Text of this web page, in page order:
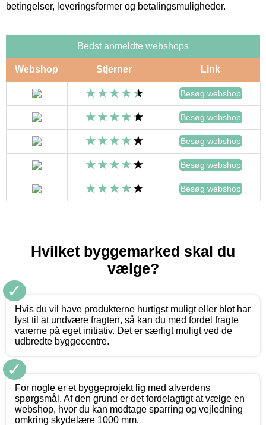
betingelser, leveringsformer og betalingsmuligheder.
Bedst anmeldte webshops
Webshop Stjerner Link
Besøg webshop
Besøg webshop
Besøg webshop
Besøg webshop
Besøg webshop
Hvilket byggemarked skal du
vælge?
✓
Hvis du vil have produkterne hurtigst muligt eller blot har
lyst til at undvære fragten, så kan du med fordel fragte
varerne på eget initiativ. Det er særligt muligt ved de
udbredte byggecentre.
✓
For nogle er et byggeprojekt lig med alverdens
spørgsmål. Af den grund er det fordelagtigt at vælge en
webshop, hvor du kan modtage sparring og vejledning
omkring skydelære 1000 mm.